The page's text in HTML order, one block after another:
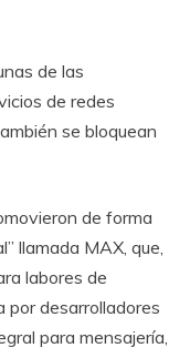
de las
de redes
se bloquean
de forma
llamada MAX, que,
labores de
por desarrolladores
para mensajería,